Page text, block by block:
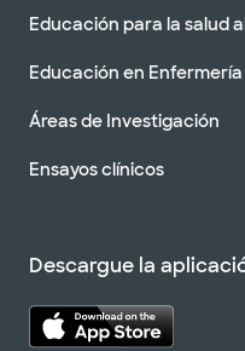
Educación para la salud
Educación en Enfermería
Áreas de Investigación
Ensayos clínicos
Descargue la